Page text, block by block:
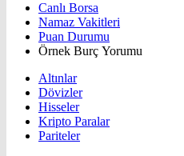
Canlı Borsa
Namaz Vakitleri
Puan Durumu
Örnek Burç Yorumu
Altınlar
Dövizler
Hisseler
Kripto Paralar
Pariteler